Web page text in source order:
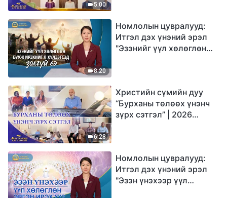
5:00
8:20
Номлолын цувралууд:
Итгэл дэх үнэний эрэл
"Эзэнийг үүл хөлөглөн
6:28
Христийн сүмийн дуу
“Бурханы төлөөх үнэнч
зүрх сэтгэл” | 2026
Номлолын цувралууд:
Итгэл дэх үнэний эрэл
"Эзэн үнэхээр үүл